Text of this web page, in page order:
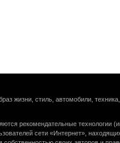
жизни, стиль, автомобили,
рекомендательные технологии
сети «Интернет»,